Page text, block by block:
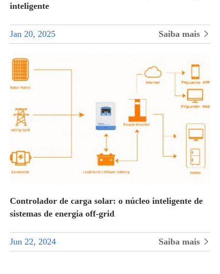
inteligente
Jan 20, 2025 Saiba mais 
Controlador de carga solar: o núcleo inteligente de
sistemas de energia off-grid
Jun 22, 2024 Saiba mais 